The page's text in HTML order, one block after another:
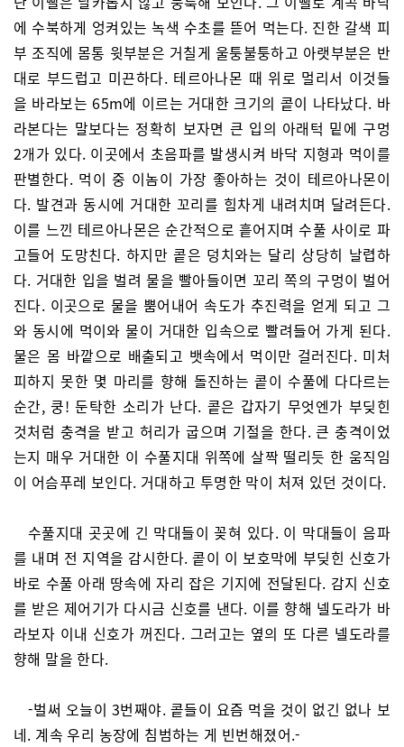
에 수북하게 엉켜있는 녹색 수초를 뜯어 먹는다. 진한 갈색 피
부 조직에 몸통 윗부분은 거칠게 울퉁불퉁하고 아랫부분은 반
대로 부드럽고 미끈하다. 테르아나몬 때 위로 멀리서 이것들
을 바라보는 65m에 이르는 거대한 크기의 콭이 나타났다. 바
라본다는 말보다는 정확히 보자면 큰 입의 아래턱 밑에 구멍
2개가 있다. 이곳에서 초음파를 발생시켜 바닥 지형과 먹이를
판별한다. 먹이 중 이놈이 가장 좋아하는 것이 테르아나몬이
다. 발견과 동시에 거대한 꼬리를 힘차게 내려치며 달려든다.
이를 느낀 테르아나몬은 순간적으로 흩어지며 수풀 사이로 파
고들어 도망친다. 하지만 콭은 덩치와는 달리 상당히 날렵하
다. 거대한 입을 벌려 물을 빨아들이면 꼬리 쪽의 구멍이 벌어
진다. 이곳으로 물을 뿜어내어 속도가 추진력을 얻게 되고 그
와 동시에 먹이와 물이 거대한 입속으로 빨려들어 가게 된다.
물은 몸 바깥으로 배출되고 뱃속에서 먹이만 걸러진다. 미처
피하지 못한 몇 마리를 향해 돌진하는 콭이 수풀에 다다르는
순간, 쿵! 둔탁한 소리가 난다. 콭은 갑자기 무엇엔가 부딪힌
것처럼 충격을 받고 허리가 굽으며 기절을 한다. 큰 충격이었
는지 매우 거대한 이 수풀지대 위쪽에 살짝 떨리듯 한 움직임
이 어슴푸레 보인다. 거대하고 투명한 막이 처져 있던 것이다.
수풀지대 곳곳에 긴 막대들이 꽂혀 있다. 이 막대들이 음파
를 내며 전 지역을 감시한다. 콭이 이 보호막에 부딪힌 신호가
바로 수풀 아래 땅속에 자리 잡은 기지에 전달된다. 감지 신호
를 받은 제어기가 다시금 신호를 낸다. 이를 향해 넬도라가 바
라보자 이내 신호가 꺼진다. 그러고는 옆의 또 다른 넬도라를
향해 말을 한다.
-벌써 오늘이 3번째야. 콭들이 요즘 먹을 것이 없긴 없나 보
네. 계속 우리 농장에 침범하는 게 빈번해졌어.-